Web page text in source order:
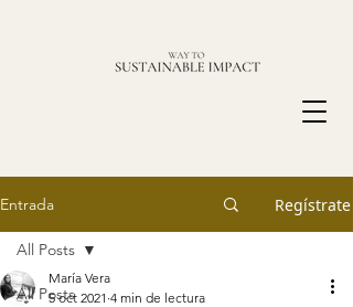
Entrada Regístrate
All Posts
All Posts
María Vera
5 oct 2021 4 min de lectura